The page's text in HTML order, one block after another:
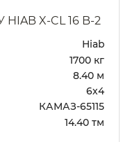
X-CL 16 B-2
Hiab
1700 кг
8.40 м
6х4
КАМАЗ-65115
14.40 тм